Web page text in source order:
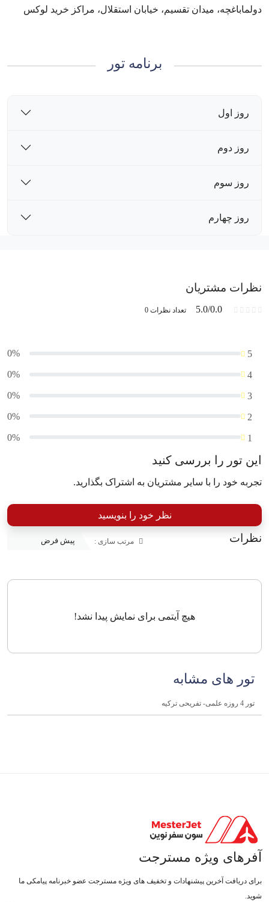
دولماباغچه، میدان تقسیم، خیابان استقلال، مراکز خرید لوکس
برنامه تور
روز اول
روز دوم
روز سوم
روز چهارم
نظرات مشتریان
5.0/0.0 تعداد نظرات 0
5
0%
4
0%
3
0%
2
0%
1
0%
این تور را بررسی کنید
تجربه خود را با سایر مشتریان به اشتراک بگذارید.
نظر خود را بنویسید
نظرات مرتب سازی :
هیچ آیتمی برای نمایش پیدا نشد!
تور های مشابه
تور 4 روزه علمی- تفریحی ترکیه
آفرهای ویژه مسترجت
برای دریافت آخرین پیشنهادات و تخفیف های ویژه مسترجت عضو خبرنامه پیامکی ما
شوید.